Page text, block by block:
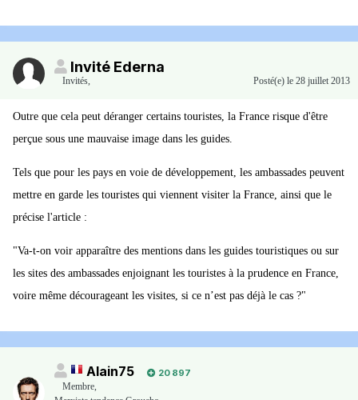
Invité Ederna
Invités Posté(e) le 28 juillet 2013
Outre que cela peut déranger certains touristes, la France risque d'être
perçue sous une mauvaise image dans les guides.
Tels que pour les pays en voie de développement, les ambassades peuvent
mettre en garde les touristes qui viennent visiter la France, ainsi que le
précise l'article :
"Va-t-on voir apparaître des mentions dans les guides touristiques ou sur
les sites des ambassades enjoignant les touristes à la prudence en France,
voire même décourageant les visites, si ce n’est pas déjà le cas ?"
Alain75
20 897
Membre